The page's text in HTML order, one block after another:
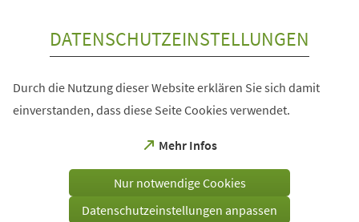
DATENSCHUTZEINSTELLUNGEN
Durch die Nutzung dieser Website erklären Sie sich damit
einverstanden, dass diese Seite Cookies verwendet.
Mehr Infos
(Öffnet
einem
Tab)
Nur notwendige Cookies
Datenschutzeinstellungen anpassen